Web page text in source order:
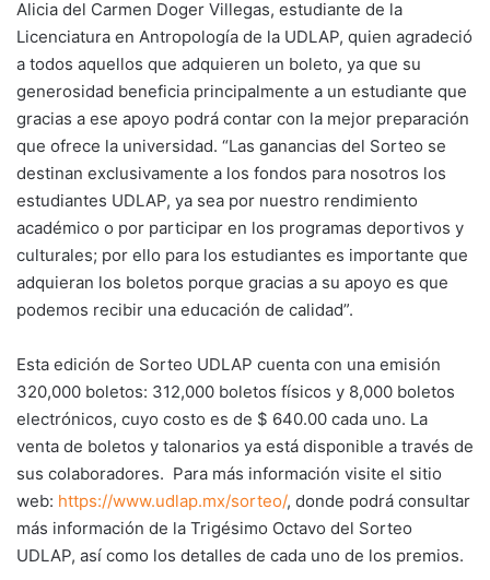
Alicia del Carmen Doger Villegas, estudiante de la
Licenciatura en Antropología de la UDLAP, quien agradeció
a todos aquellos que adquieren un boleto, ya que su
generosidad beneficia principalmente a un estudiante que
gracias a ese apoyo podrá contar con la mejor preparación
que ofrece la universidad. “Las ganancias del Sorteo se
destinan exclusivamente a los fondos para nosotros los
estudiantes UDLAP, ya sea por nuestro rendimiento
académico o por participar en los programas deportivos y
culturales; por ello para los estudiantes es importante que
adquieran los boletos porque gracias a su apoyo es que
podemos recibir una educación de calidad”.
Esta edición de Sorteo UDLAP cuenta con una emisión
320,000 boletos: 312,000 boletos físicos y 8,000 boletos
electrónicos, cuyo costo es de $ 640.00 cada uno. La
venta de boletos y talonarios ya está disponible a través de
sus colaboradores. Para más información visite el sitio
web: https://www.udlap.mx/sorteo/, donde podrá consultar
más información de la Trigésimo Octavo del Sorteo
UDLAP, así como los detalles de cada uno de los premios.